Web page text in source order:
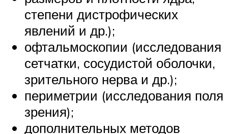
степени дистрофических
явлений и др.);
офтальмоскопии (исследования
сетчатки, сосудистой оболочки,
зрительного нерва и др.);
периметрии (исследования поля
зрения);
дополнительных методов